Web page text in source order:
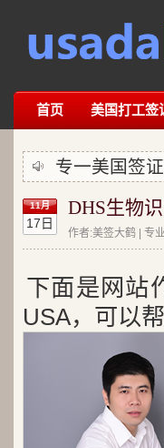
首页 美国打工签
专一美国签
11月
17日
DHS生物
作者:美签大鹤 | 专
下面是网站
USA，可以